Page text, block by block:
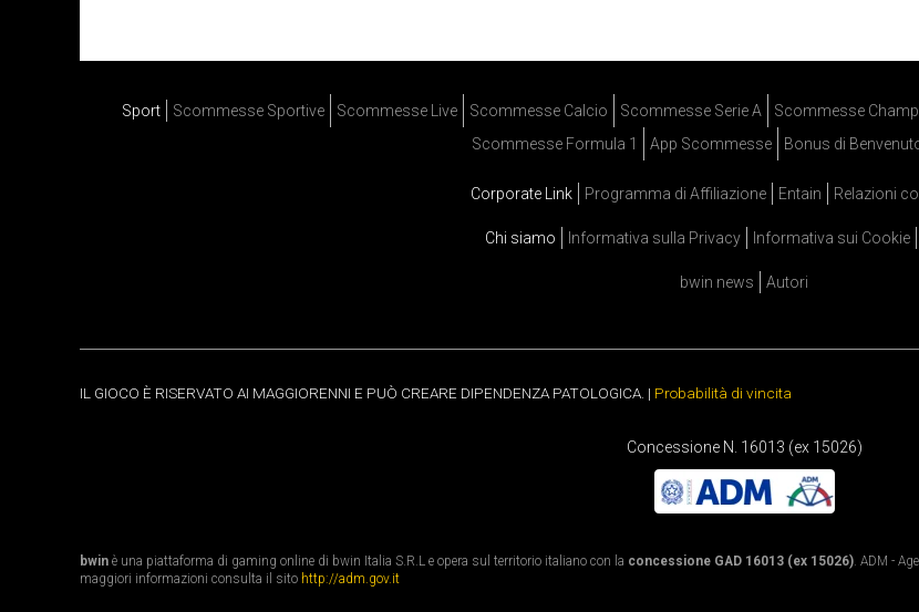
Sport Scommesse Sportive Scommesse Live Scommesse Calcio Scommesse Serie A Scommesse
Scommesse Formula 1
App Scommesse Bonus di
Corporate Link Programma di Affiliazione Entain Relazioni
Chi siamo Informativa sulla Privacy Informativa sui Cookie
bwin news Autori
IL GIOCO È RISERVATO AI MAGGIORENNI E PUÒ CREARE DIPENDENZA PATOLOGICA. | Probabilità di vincita
Concessione N. 16013 (ex 15026)
bwin è una piattaforma di gaming online di bwin Italia S.R.L e opera sul territorio italiano con la concessione GAD 16013 (ex 15026) . ADM -
maggiori informazioni consulta il sito http://adm.gov.it